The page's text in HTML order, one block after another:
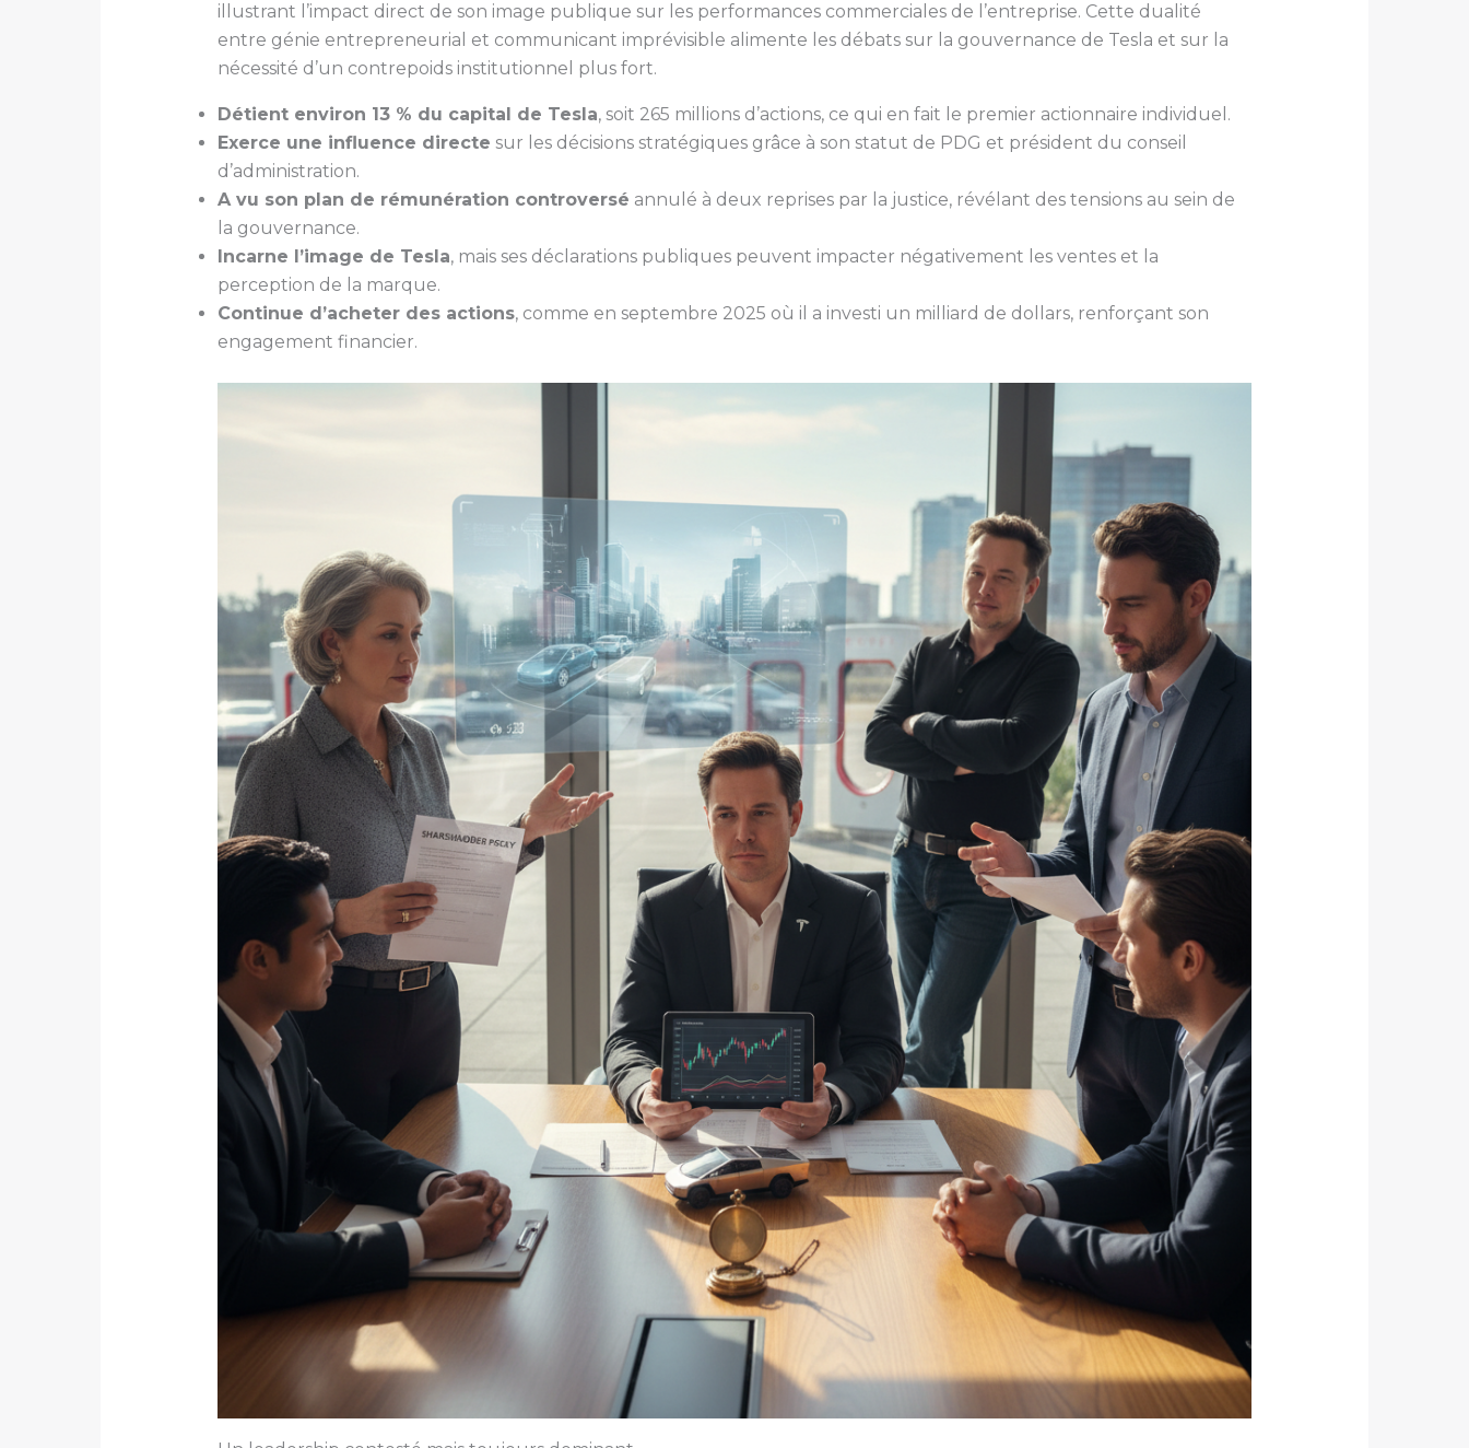
illustrant l’impact direct de son image publique sur les performances commerciales de l’entreprise. Cette dualité
entre génie entrepreneurial et communicant imprévisible alimente les débats sur la gouvernance de Tesla et sur la
nécessité d’un contrepoids institutionnel plus fort.
Détient environ 13 % du capital de Tesla, soit 265 millions d’actions, ce qui en fait le premier actionnaire individuel.
Exerce une influence directe sur les décisions stratégiques grâce à son statut de PDG et président du conseil
d’administration.
A vu son plan de rémunération controversé annulé à deux reprises par la justice, révélant des tensions au sein de
la gouvernance.
Incarne l’image de Tesla, mais ses déclarations publiques peuvent impacter négativement les ventes et la
perception de la marque.
Continue d’acheter des actions, comme en septembre 2025 où il a investi un milliard de dollars, renforçant son
engagement financier.